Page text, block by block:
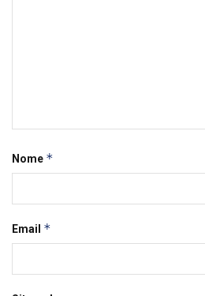
Nome *
Email *